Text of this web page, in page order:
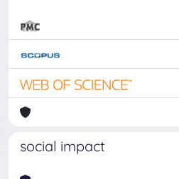
social impact